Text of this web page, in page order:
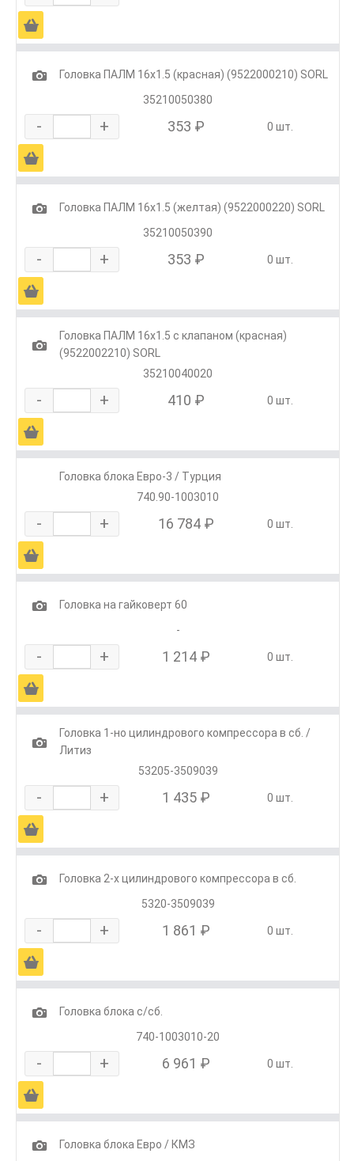
Ä
1
Головка ПАЛМ 16х1.5 (красная) (9522000210) SORL
35210050380
- + 353 ₽ 0 шт.
Ä
1
Головка ПАЛМ 16х1.5 (желтая) (9522000220) SORL
35210050390
- + 353 ₽ 0 шт.
Ä
1
Головка ПАЛМ 16х1.5 с клапаном (красная)
(9522002210) SORL
35210040020
- + 410 ₽ 0 шт.
Ä
Головка блока Евро-3 / Турция
740.90-1003010
- + 16 784 ₽ 0 шт.
Ä
1
Головка на гайковерт 60
-
- + 1 214 ₽ 0 шт.
Ä
1
Головка 1-но цилиндрового компрессора в сб. /
Литиз
53205-3509039
- + 1 435 ₽ 0 шт.
Ä
1
Головка 2-х цилиндрового компрессора в сб.
5320-3509039
- + 1 861 ₽ 0 шт.
Ä
1
Головка блока с/сб.
740-1003010-20
- + 6 961 ₽ 0 шт.
Ä
1
Головка блока Евро / КМЗ